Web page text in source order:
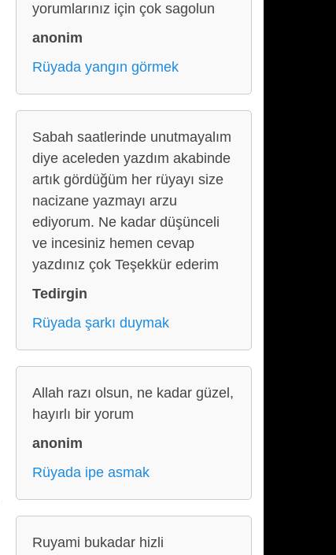
yorumlarınız için çok sagolun
anonim
Rüyada yangın görmek
Sabah saatlerinde unutmayalım
diye aceleden yazdım akabinde
artık gördüğüm her rüyayı size
nacizane yazmayı arzu
ediyorum. Ne kadar düşünceli
ve incesiniz hemen cevap
yazdınız çok Teşekkür ederim
Tedirgin
Rüyada şarkı duymak
Allah razı olsun, ne kadar güzel,
hayırlı bir yorum
anonim
Rüyada ipe asmak
Ruyami bukadar hizli